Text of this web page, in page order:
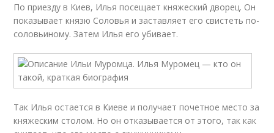
По приезду в Киев, Илья посещает княжеский дворец. Он
показывает князю Соловья и заставляет его свистеть по-
соловьиному. Затем Илья его убивает.
Так Илья остается в Киеве и получает почетное место за
княжеским столом. Но он отказывается от этого, так как